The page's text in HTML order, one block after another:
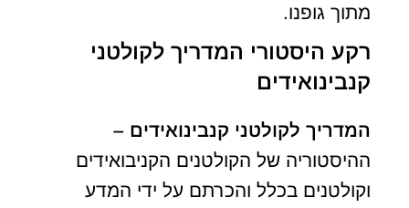
מתוך גופנו.
רקע היסטורי המדריך לקולטני
קנבינואידים
המדריך לקולטני קנבינואידים –
ההיסטוריה של הקולטנים הקניבואידים
וקולטנים בכלל והכרתם על ידי המדע